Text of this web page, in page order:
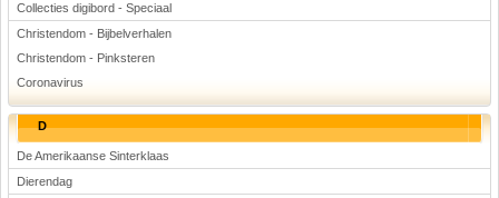
Collecties digibord - Speciaal
Christendom - Bijbelverhalen
Christendom - Pinksteren
Coronavirus
D
De Amerikaanse Sinterklaas
Dierendag